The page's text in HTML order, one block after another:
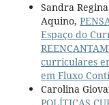
Sandra
Aquino,
Espaço do
curriculares
em Fluxo
Carolina